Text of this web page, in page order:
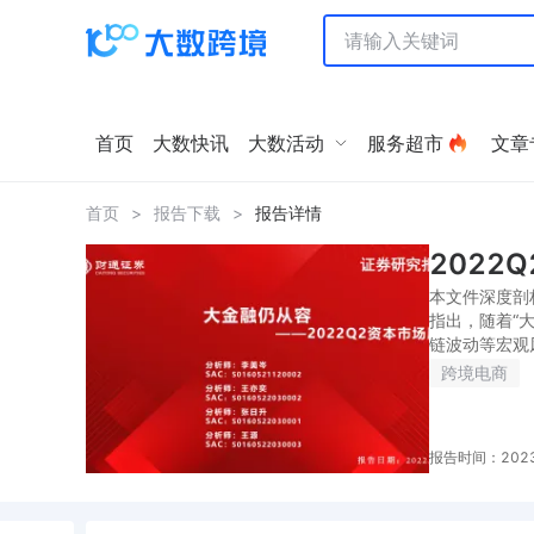
首页 大数快讯 大数活动 服务超市 文章
首页 > 报告下载 > 报告详情
本文件深度
指出，随着“
链波动等宏观
跨境电商
报告时间：